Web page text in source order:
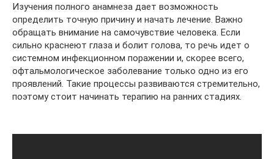
Изучения полного анамнеза дает возможность
определить точную причину и начать лечение. Важно
обращать внимание на самочувствие человека. Если
сильно краснеют глаза и болит голова, то речь идет о
системном инфекционном поражении и, скорее всего,
офтальмологическое заболевание только одно из его
проявлений. Такие процессы развиваются стремительно,
поэтому стоит начинать терапию на ранних стадиях.